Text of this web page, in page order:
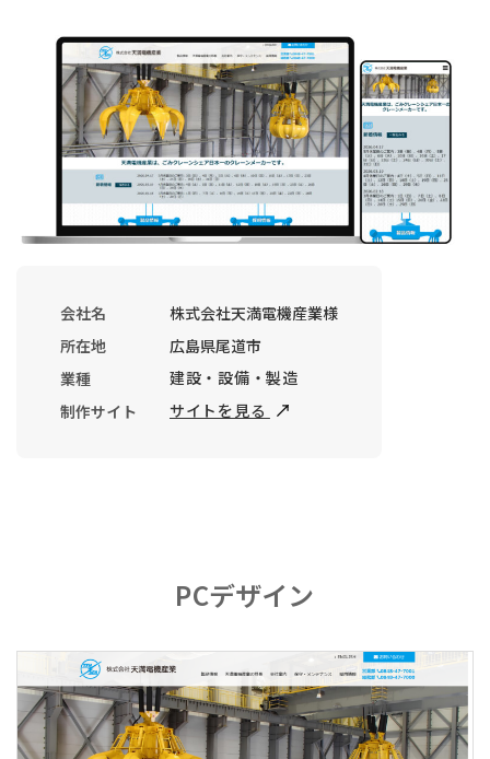
会社名
株式会社天満電機産業様
所在地
広島県尾道市
業種
建設・設備・製造
制作サイト
サイトを見る
PCデザイン